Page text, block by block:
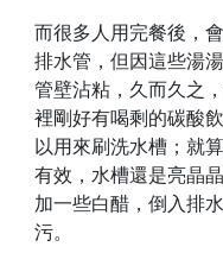
而很多人用完餐後，
排水管，但因這些湯
管壁沾粘，久而久之
裡剛好有喝剩的碳酸
以用來刷洗水槽；就
有效，水槽還是亮晶
加一些白醋，倒入排
污。